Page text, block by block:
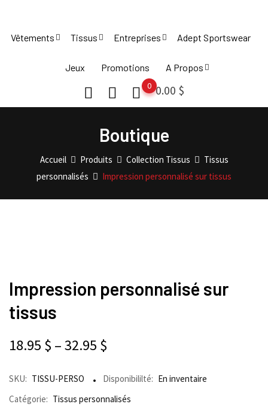
content
Vêtements Tissus Entreprises Adept Sportswear
Jeux Promotions A Propos
0.00 $
0
Boutique
Accueil Produits Collection Tissus
Tissus
personnalisés
Impression personnalisé sur tissus
Impression personnalisé sur
tissus
18.95 $ –32.95 $
SKU: TISSU-PERSO Disponibililté: En inventaire
Catégorie: Tissus personnalisés